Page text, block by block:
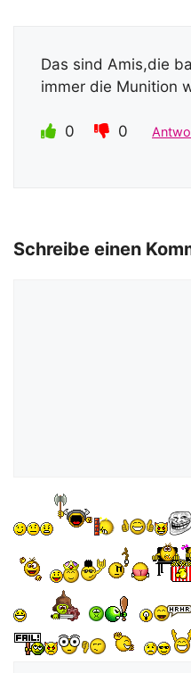
Das sind Amis,die
immer die Munition
0 0
Schreibe einen